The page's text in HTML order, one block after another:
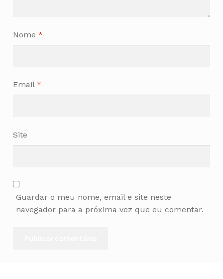
Nome *
Email *
Site
Guardar o meu nome, email e site neste
navegador para a próxima vez que eu comentar.